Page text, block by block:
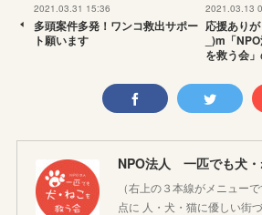
2021.03.31 15:36
多頭案件多発！ワンコ救出サポー
ト願います
2021.03.13
応援あり
_)m「
を救う会
NPO法人 一匹でも犬・
（右上の３本線がメニュー
点に 人・犬・猫に優しい街